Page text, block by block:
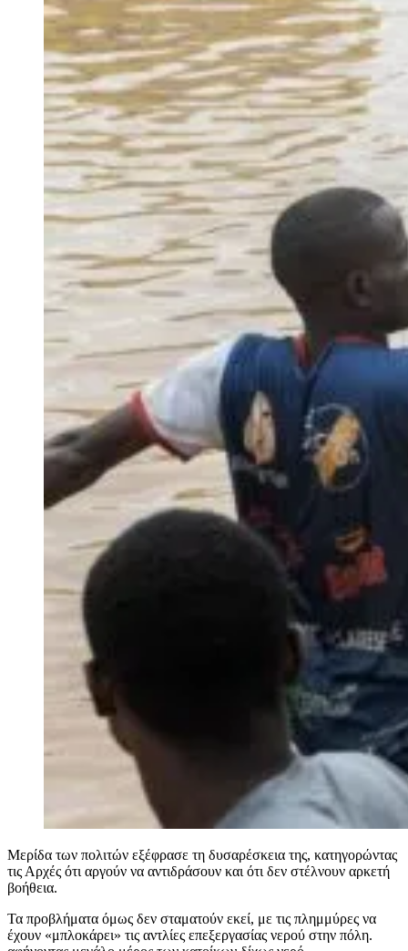
Μερίδα των πολιτών εξέφρασε τη δυσαρέσκεια της, κατηγορώντας
τις Αρχές ότι αργούν να αντιδράσουν και ότι δεν στέλνουν αρκετή
βοήθεια.
Τα προβλήματα όμως δεν σταματούν εκεί, με τις πλημμύρες να
έχουν «μπλοκάρει» τις αντλίες επεξεργασίας νερού στην πόλη.